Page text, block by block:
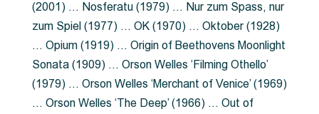
(2001) … Nosferatu (1979) … Nur zum Spass, nur
zum Spiel (1977) … OK (1970) … Oktober (1928)
… Opium (1919) … Origin of Beethovens Moonlight
Sonata (1909) … Orson Welles ‘Filming Othello’
(1979) … Orson Welles ‘Merchant of Venice’ (1969)
… Orson Welles ‘The Deep’ (1966) … Out of